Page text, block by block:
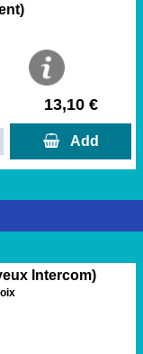
13,10 €
Add
Intercom)